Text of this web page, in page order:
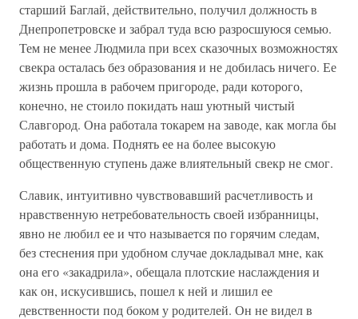
старший Баглай, действительно, получил должность в
Днепропетровске и забрал туда всю разросшуюся семью.
Тем не менее Людмила при всех сказочных возможностях
свекра осталась без образования и не добилась ничего. Ее
жизнь прошла в рабочем пригороде, ради которого,
конечно, не стоило покидать наш уютный чистый
Славгород. Она работала токарем на заводе, как могла бы
работать и дома. Поднять ее на более высокую
общественную ступень даже влиятельный свекр не смог.
Славик, интуитивно чувствовавший расчетливость и
нравственную нетребовательность своей избранницы,
явно не любил ее и что называется по горячим следам,
без стеснения при удобном случае докладывал мне, как
она его «закадрила», обещала плотские наслаждения и
как он, искусившись, пошел к ней и лишил ее
девственности под боком у родителей. Он не видел в